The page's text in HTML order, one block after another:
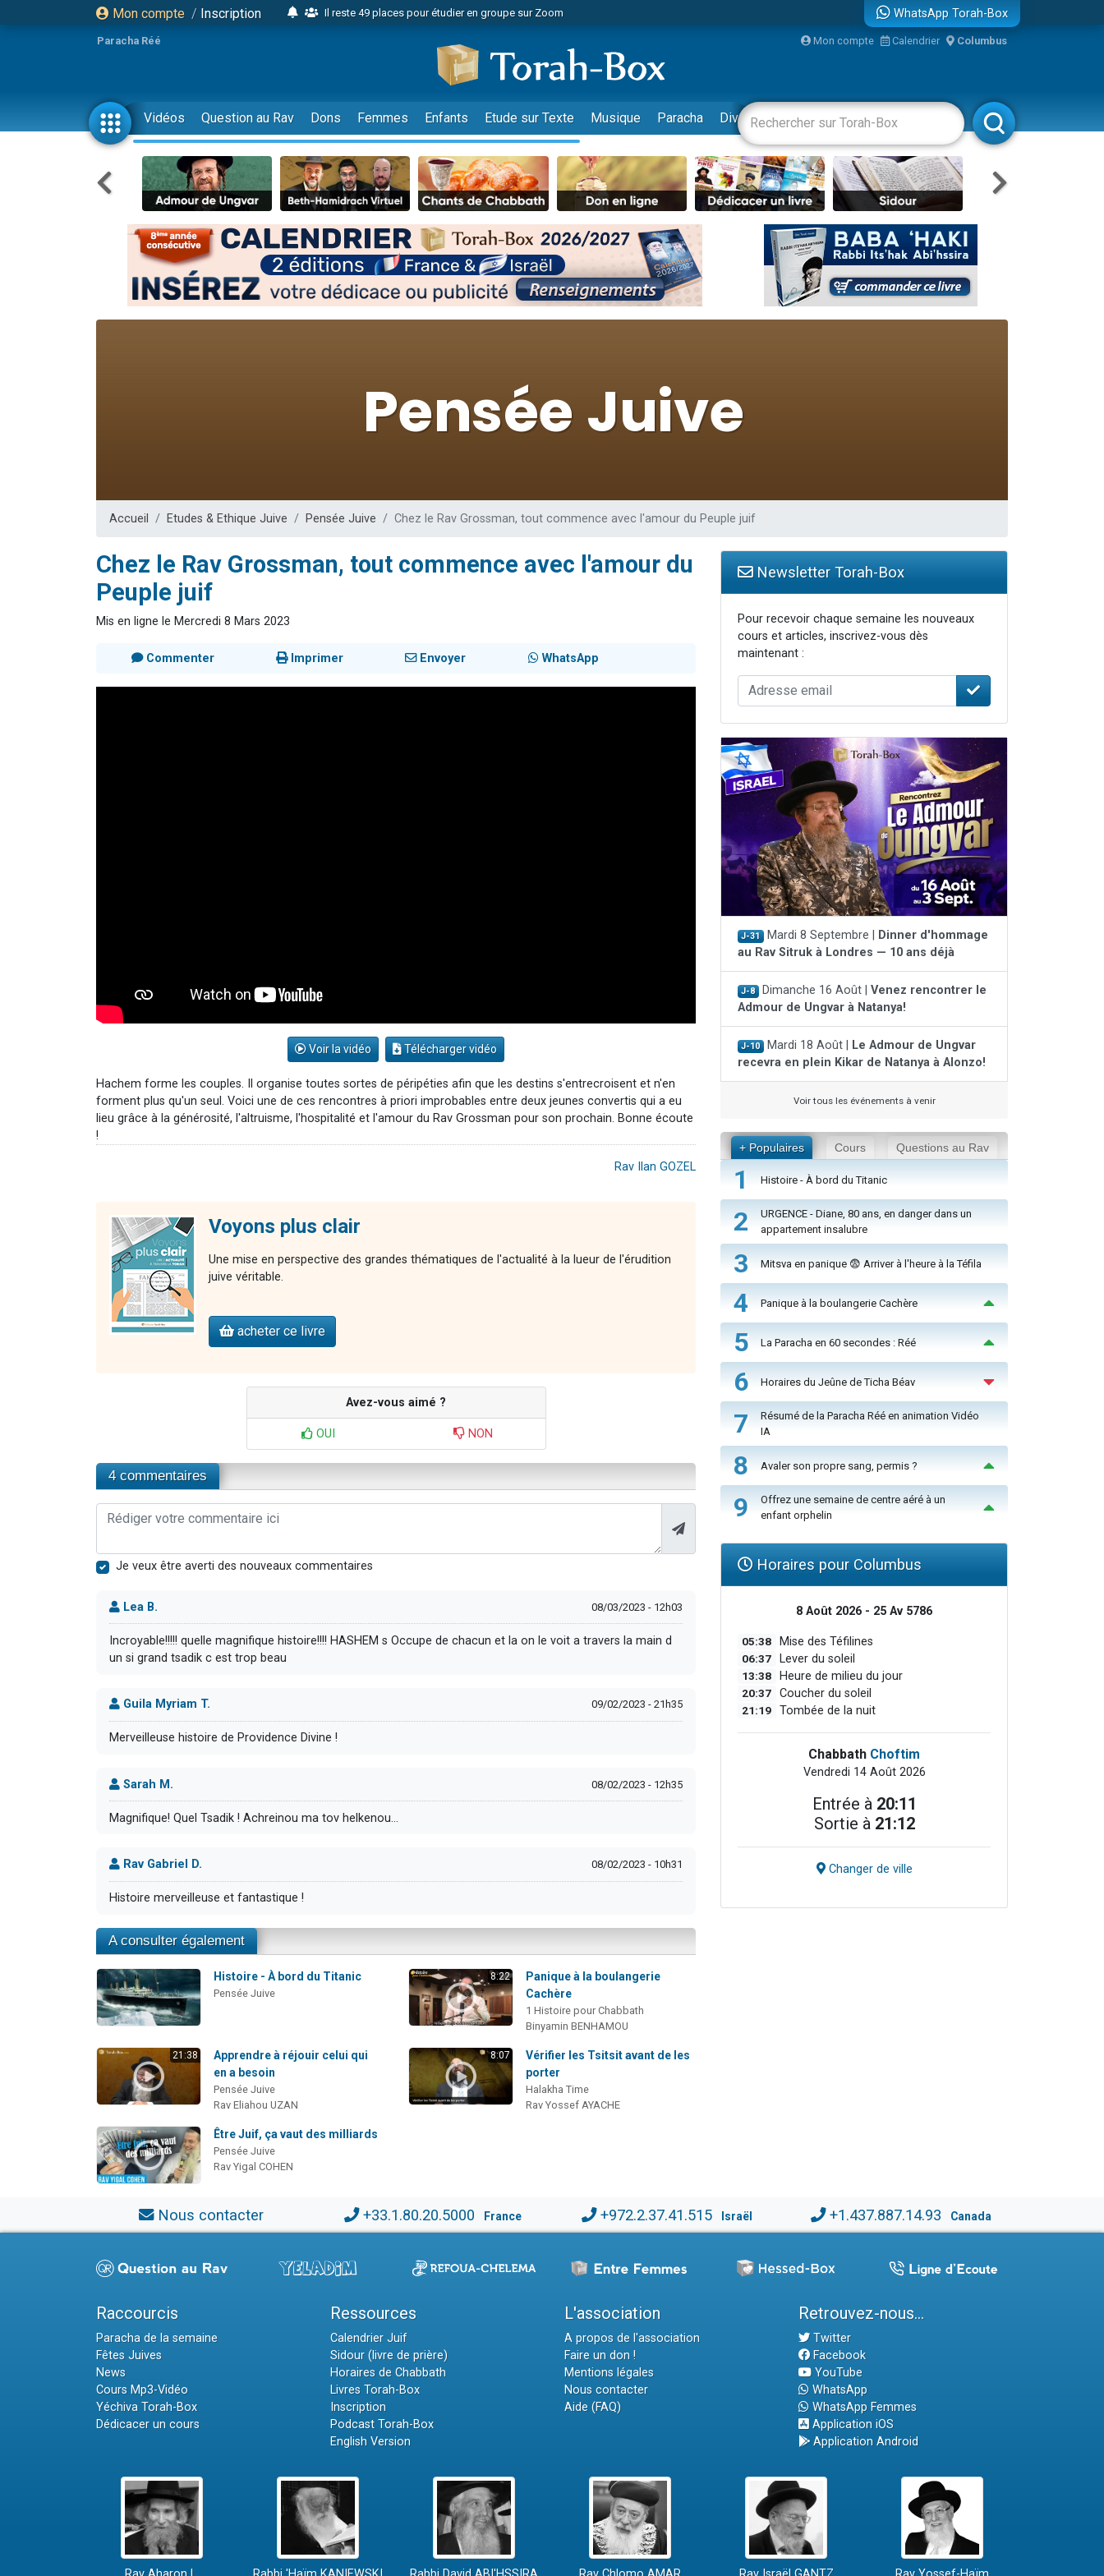
Mon compte / Inscription
Il reste 49 places pour étudier en groupe sur Zoom
2 personnes viennent de nous rejoindre sur WhatsApp
6 personnes viennent de nous rejoindre sur WhatsApp
4 personnes viennent de faire un don pour Reloger Rivka, 6 enfants, victime de violences...
2 personnes viennent de faire un don pour 1 Journée de Vacances Pour les Enfants
17 personnes viennent de demander une bénédiction
4 personnes viennent de nous rejoindre sur WhatsApp
Il reste 49 places pour étudier en groupe sur Zoom
Eva vient de donner son Maasser
4 personnes viennent de nous rejoindre sur WhatsApp
3 personnes viennent de nous rejoindre sur WhatsApp
Odaya vient de donner son Maasser
13 personnes viennent de demander une bénédiction
30 personnes viennent de faire un don pour Sauvez la jambe de Yohan
Il reste 49 places pour étudier en groupe sur Zoom
WhatsApp Torah-Box
Paracha Réé Mon compte Calendrier Columbus
Vidéos Question au Rav Dons Femmes Enfants Etude sur Texte Musique Paracha Divertissements Livres Rabbanim
Accueil Etudes & Ethique Juive Pensée Juive Chez le Rav Grossman, tout commence avec l'amour du Peuple juif
Chez le Rav Grossman, tout commence avec l'amour du
Peuple juif
Mis en ligne le Mercredi 8 Mars 2023
Commenter Imprimer Envoyer WhatsApp
Voir la vidéo Télécharger vidéo
Hachem forme les couples. Il organise toutes sortes de péripéties afin que les destins s'entrecroisent et n'en
forment plus qu'un seul. Voici une de ces rencontres à priori improbables entre deux jeunes convertis qui a eu
lieu grâce à la générosité, l'altruisme, l'hospitalité et l'amour du Rav Grossman pour son prochain. Bonne écoute
!
Rav Ilan GOZEL
Voyons plus clair
Une mise en perspective des grandes thématiques de l'actualité à la lueur de l'érudition
juive véritable.
acheter ce livre
Avez-vous aimé ?
OUI NON
4 commentaires
Je veux être averti des nouveaux commentaires
Lea B. 08/03/2023 - 12h03
Incroyable!!!!! quelle magnifique histoire!!!! HASHEM s Occupe de chacun et la on le voit a travers la main d
un si grand tsadik c est trop beau
Guila Myriam T. 09/02/2023 - 21h35
Merveilleuse histoire de Providence Divine !
Sarah M. 08/02/2023 - 12h35
Magnifique! Quel Tsadik ! Achreinou ma tov helkenou...
Rav Gabriel D. 08/02/2023 - 10h31
Histoire merveilleuse et fantastique !
A consulter également
Histoire - À bord du Titanic
Pensée Juive
8:22
Panique à la boulangerie
Cachère
1 Histoire pour Chabbath
Binyamin BENHAMOU
21:38
Apprendre à réjouir celui qui
en a besoin
Pensée Juive
Rav Eliahou UZAN
8:07
Vérifier les Tsitsit avant de les
porter
Halakha Time
Rav Yossef AYACHE
Être Juif, ça vaut des milliards
Pensée Juive
Rav Yigal COHEN
Newsletter Torah-Box
Pour recevoir chaque semaine les nouveaux
cours et articles, inscrivez-vous dès
maintenant :
J-31 Mardi 8 Septembre |
Dinner d'hommage
au Rav Sitruk à Londres — 10 ans déjà
J-8 Dimanche 16 Août | Venez rencontrer le
Admour de Ungvar à Natanya!
J-10 Mardi 18 Août |
Le Admour de Ungvar
recevra en plein Kikar de Natanya à Alonzo!
Voir tous les événements à venir
+ Populaires Cours Questions au Rav
1 Histoire - À bord du Titanic
2
URGENCE - Diane, 80 ans, en danger dans un
appartement insalubre
3 Mitsva en panique 😨 Arriver à l'heure à la Téfila
4 Panique à la boulangerie Cachère
5 La Paracha en 60 secondes : Réé
6 Horaires du Jeûne de Ticha Béav
7
Résumé de la Paracha Réé en animation Vidéo
IA
8 Avaler son propre sang, permis ?
9
Offrez une semaine de centre aéré à un
enfant orphelin
Horaires pour Columbus
8 Août 2026 - 25 Av 5786
05:38 Mise des Téfilines
06:37 Lever du soleil
13:38 Heure de milieu du jour
20:37 Coucher du soleil
21:19 Tombée de la nuit
Chabbath Choftim
Vendredi 14 Août 2026
Entrée à 20:11
Sortie à 21:12
Changer de ville
Nous contacter +33.1.80.20.5000 France +972.2.37.41.515 Israël +1.437.887.14.93 Canada
Raccourcis
Paracha de la semaine
Fêtes Juives
News
Cours Mp3-Vidéo
Yéchiva Torah-Box
Dédicacer un cours
Ressources
Calendrier Juif
Sidour (livre de prière)
Horaires de Chabbath
Livres Torah-Box
Inscription
Podcast Torah-Box
English Version
L'association
A propos de l'association
Faire un don !
Mentions légales
Nous contacter
Aide (FAQ)
Retrouvez-nous...
Twitter
Facebook
YouTube
WhatsApp
WhatsApp Femmes
Application iOS
Application Android